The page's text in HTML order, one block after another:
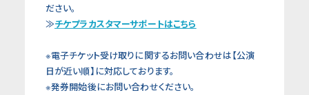
ださい。
≫チケプラカスタマーサポートはこちら
※電子チケット受け取りに関するお問い合わせは【公演
日が近い順】に対応しております。
※発券開始後にお問い合わせください。